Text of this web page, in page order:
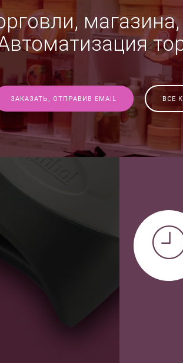
ЗАКАЗАТЬ, ОТПРАВИВ EMAIL ВСЕ